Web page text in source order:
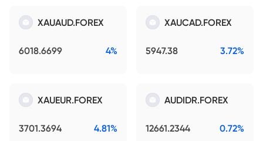
XAUAUD.FOREX
6018.6699 4%
XAUCAD.FOREX
5947.38 3.72%
XAUEUR.FOREX
3701.3694 4.81%
AUDIDR.FOREX
12661.2344 0.72%